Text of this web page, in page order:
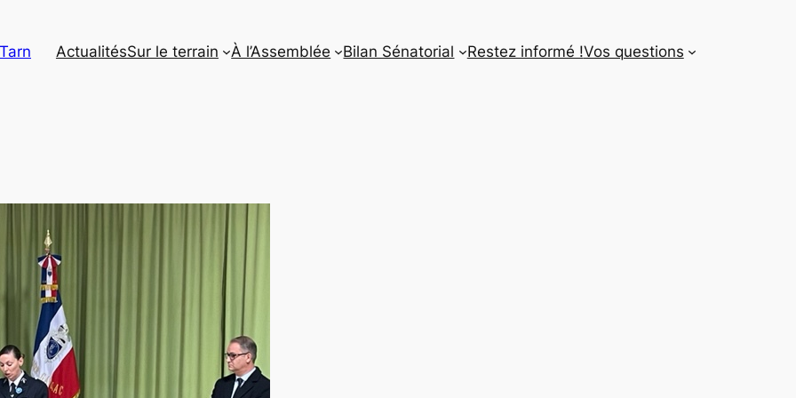
ActualitésSur le terrain À l’Assemblée Bilan Sénatorial Restez informé !Vos questions